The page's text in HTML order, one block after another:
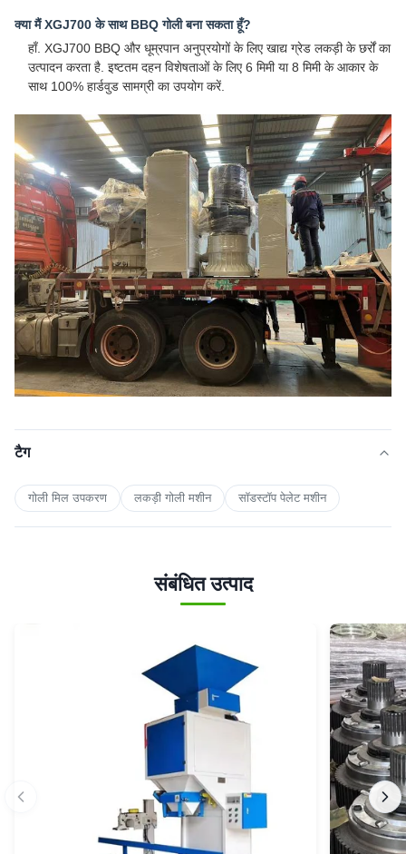
क्या मैं XGJ700 के साथ BBQ गोली बना सकता हूँ?
हाँ. XGJ700 BBQ और धूम्रपान अनुप्रयोगों के लिए खाद्य ग्रेड लकड़ी के छर्रों का
उत्पादन करता है. इष्टतम दहन विशेषताओं के लिए 6 मिमी या 8 मिमी के आकार के
साथ 100% हार्डवुड सामग्री का उपयोग करें.
टैग
गोली मिल उपकरण लकड़ी गोली मशीन सॉडस्टॉप पेलेट मशीन
संबंधित उत्पाद